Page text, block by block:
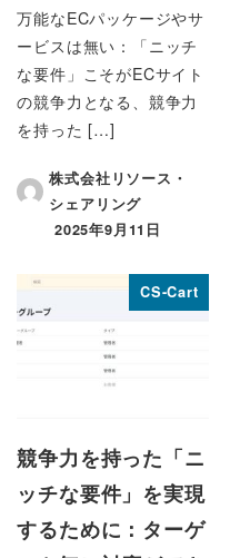
万能なECパッケージやサ
ービスは無い：「ニッチ
な要件」こそがECサイト
の競争力となる、競争力
を持った […]
株式会社リソース・
シェアリング
投稿日
2025年9月11日
CS-Cart
競争力を持った「ニ
ッチな要件」を実現
するために：ターゲ